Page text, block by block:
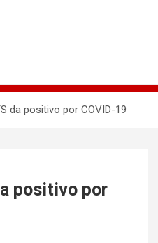
da positivo por COVID-19
positivo por